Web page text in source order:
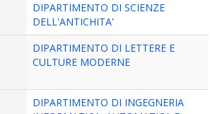
DIPARTIMENTO DI SCIENZE
DELL'ANTICHITA'
DIPARTIMENTO DI LETTERE E
CULTURE MODERNE
DIPARTIMENTO DI INGEGNERIA